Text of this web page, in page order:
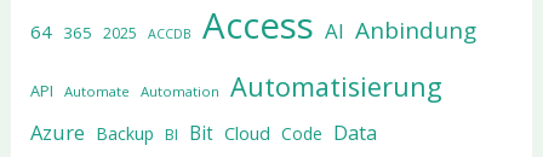
64 365 2025 ACCDB Access AI Anbindung
API Automate Automation Automatisierung
Azure Backup BI Bit Cloud Code Data